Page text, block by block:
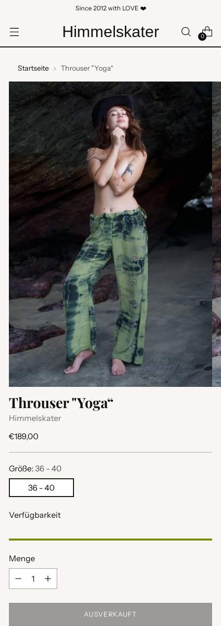
Since 2012 with LOVE ❤️
Himmelskater 0
Startseite Throuser "Yoga“
Throuser "Yoga“
Himmelskater
Regulärer
€189,00
Größe: 36 - 40
36 - 40
Verfügbarkeit
Menge
Menge
AUSVERKAUFT